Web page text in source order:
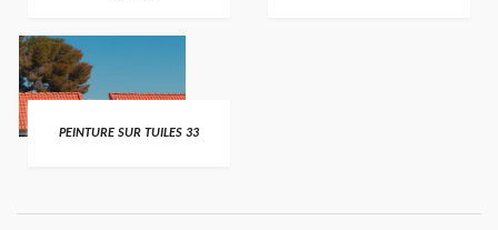
PEINTURE SUR TUILES 33